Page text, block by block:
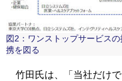
図2：ワンストップサービス
携を図る
竹田氏は、「当社だけ